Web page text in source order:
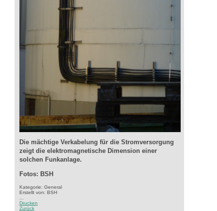
Die mächtige Verkabelung für die Stromversorgung
zeigt die elektromagnetische Dimension einer
solchen Funkanlage.
Fotos: BSH
Kategorie: General
Erstellt von: BSH
Drucken
Zurück